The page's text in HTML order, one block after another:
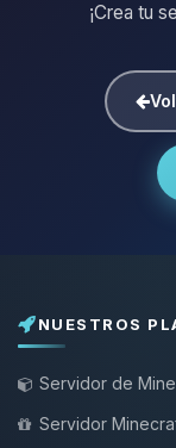
¡Crea tu
NUESTROS
Servidor de
Servidor